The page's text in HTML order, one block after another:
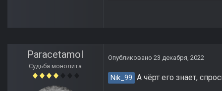
Paracetamol
Судьба монолита
Опубликовано 23 декабря, 2022
Nik_99 А чёрт его знает,